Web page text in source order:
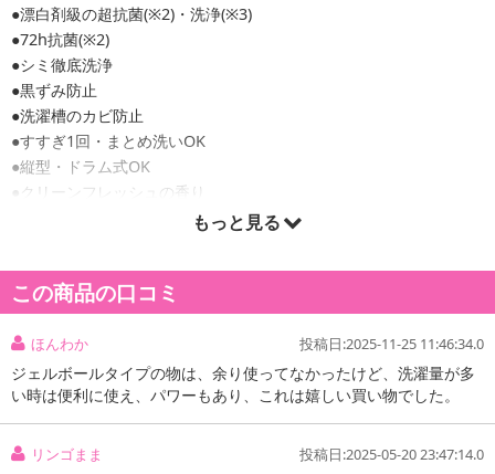
●漂白剤級の超抗菌(※2)・洗浄(※3)
●72h抗菌(※2)
●シミ徹底洗浄
●黒ずみ防止
●洗濯槽のカビ防止
●すすぎ1回・まとめ洗いOK
●縦型・ドラム式OK
●クリーンフレッシュの香り
※1…2023年3月P&G調べ。Yシャツのエリ汚れ。クリーニング店レ
ます。
※2…全ての菌の増殖を抑えるわけではありません。
※3…2023年7月時点の市場No.1液体洗濯用洗剤とNo.1酸素系液体
漂白剤の併用での比較(P&G調べ)。汚れの度合いにより、汚れ落ち
の程度は異なります。漂白剤は洗濯機直投入の条件でテスト。
もっと見る
この商品の口コミ
ほんわか 投稿日:2025-11-25 11:46:34.0
ジェルボールタイプの物は、余り使ってなかったけど、洗濯量が多
い時は便利に使え、パワーもあり、これは嬉しい買い物でした。
リンゴまま 投稿日:2025-05-20 23:47:14.0